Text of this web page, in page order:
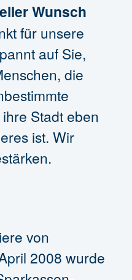
Wunsch
für unsere
auf Sie,
die
Stadt eben
ist. Wir
von
2008 wurde